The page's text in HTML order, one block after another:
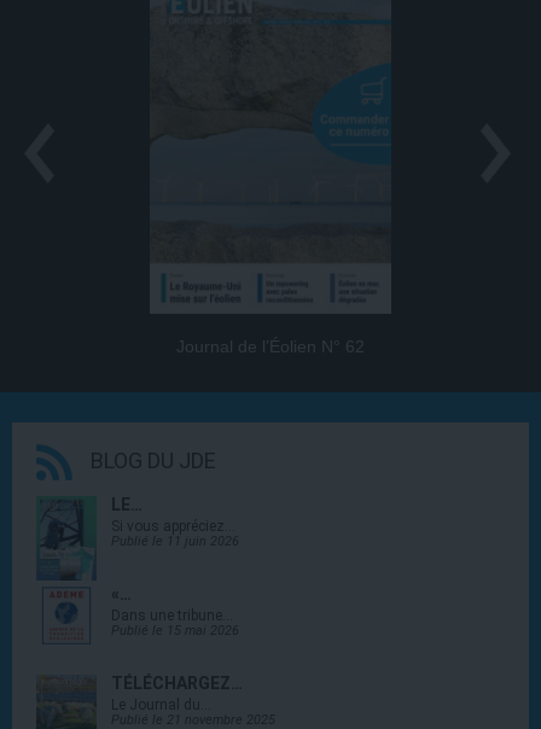
Journal de l’Éolien N° 62
BLOG DU JDE
LE…
Si vous appréciez…
Publié le 11 juin 2026
«…
Dans une tribune…
Publié le 15 mai 2026
TÉLÉCHARGEZ…
Le Journal du…
Publié le 21 novembre 2025